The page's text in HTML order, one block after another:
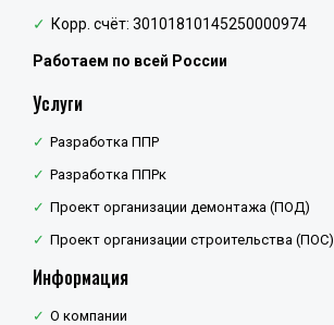
Корр. счёт: 30101810145250000974
Работаем по всей России
Услуги
Разработка ППР
Разработка ППРк
Проект организации демонтажа (ПОД)
Проект организации строительства (ПОС)
Информация
О компании